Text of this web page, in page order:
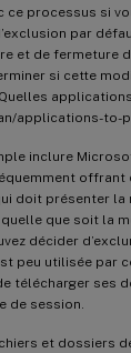
ce processus si
par
et de fermeture
si cette
applications-to-
inclure
offrant
doit présenter la
que soit la
décider
peu utilisée par
télécharger ses
de session.
et dossiers